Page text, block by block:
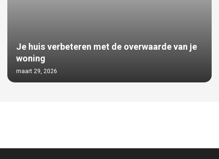
Je huis verbeteren met de overwaarde van je
woning
maart 29, 2026